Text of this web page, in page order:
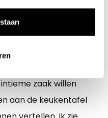
De basis is
Bordeaux,
daaromheen veel
zaak willen
aan de keukentafel